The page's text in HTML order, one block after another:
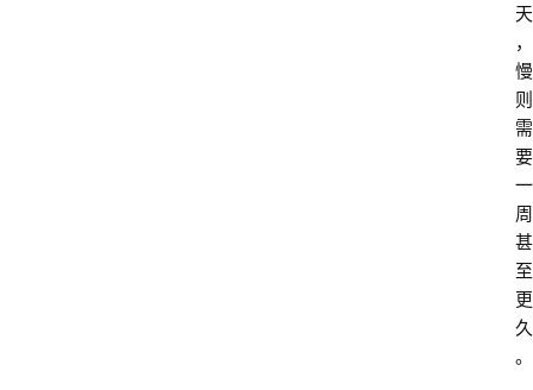
天
，
慢
则
需
要
一
周
甚
至
更
久
。